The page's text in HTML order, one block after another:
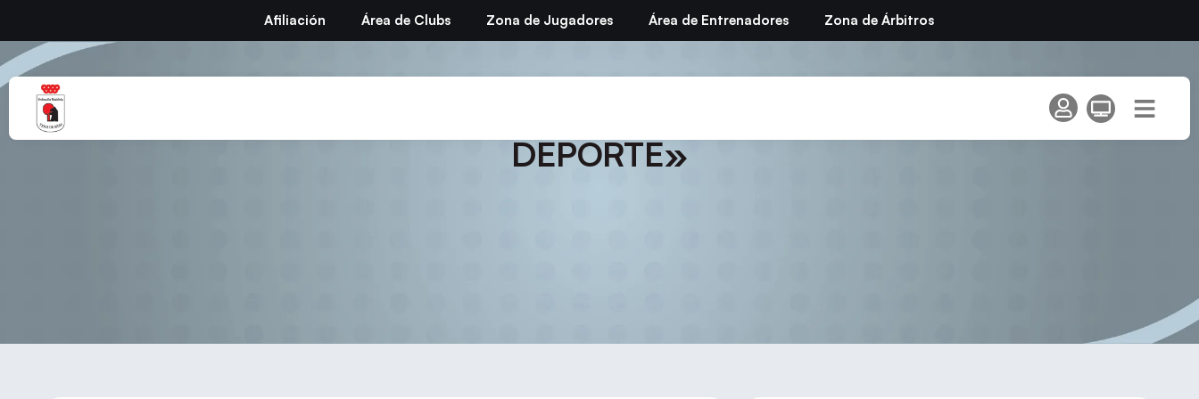
Afiliación Área de Clubs Zona de Jugadores Área de Entrenadores Zona de Árbitros
Seminario «PREVENIR LOS ABUSOS SEXUALES EN EL ÁMBITO DEL
DEPORTE»